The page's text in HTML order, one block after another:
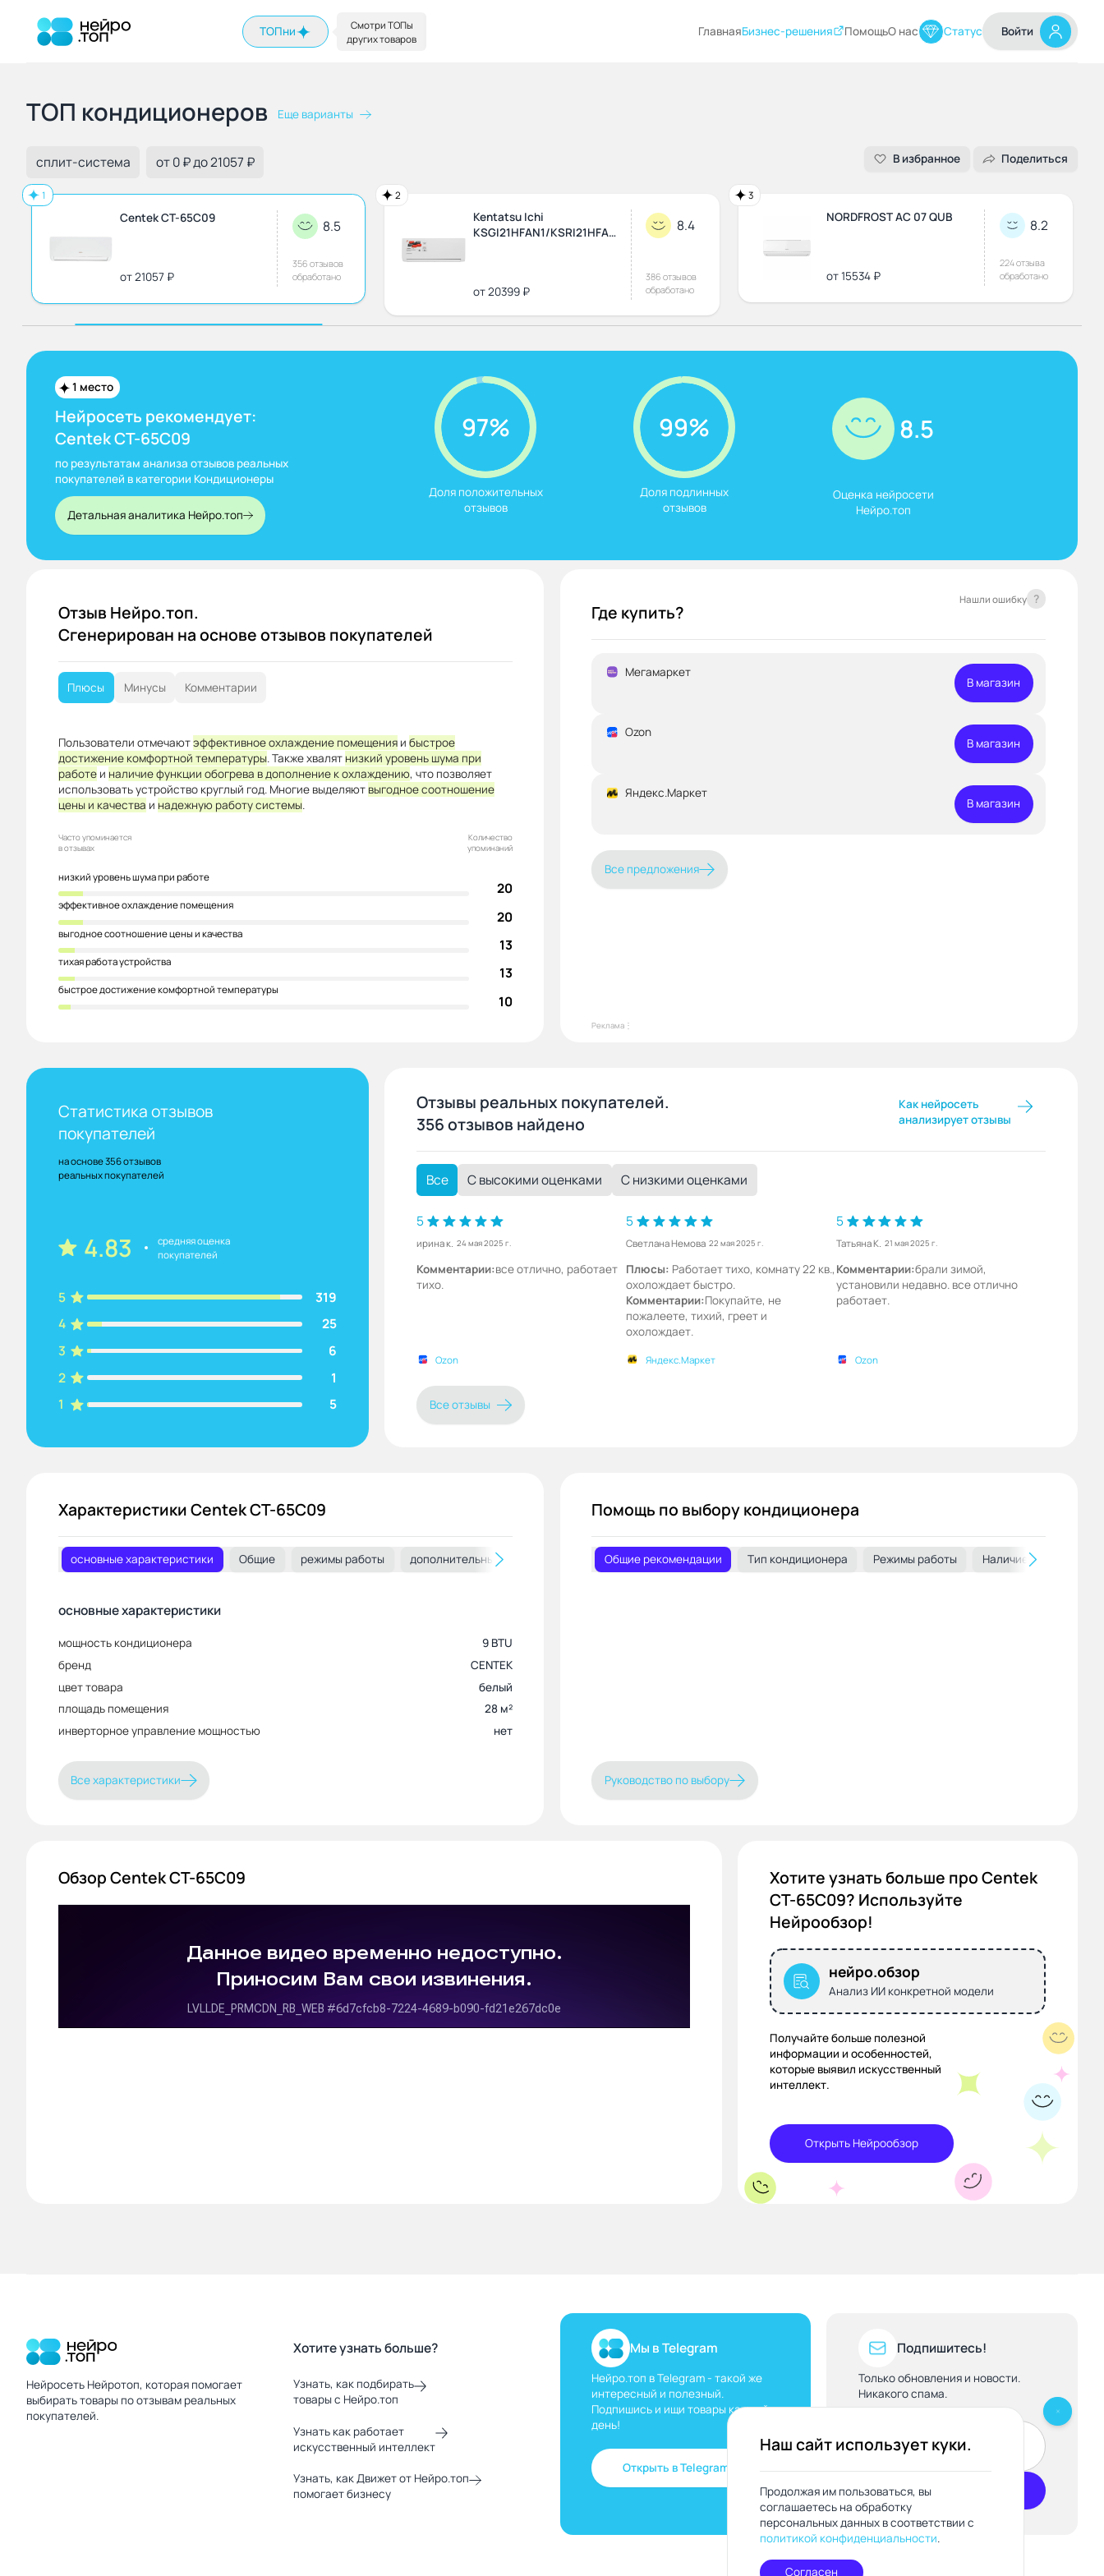
На главную ТОПни ГлавнаяБизнес-решения ПомощьО нас Статус Войти
ТОП кондиционеров Еще варианты
сплит-система от 0 ₽ до 21057 ₽ В избранное Поделиться
1
Centek CT-65C09
от 21057 ₽
8.5
356 отзывов
обработано
2
Kentatsu Ichi
KSGI21HFAN1/KSRI21HFAN1
от 20399 ₽
8.4
386 отзывов
обработано
3
NORDFROST AC 07 QUB
от 15534 ₽
8.2
224 отзыва
обработано
1 место
Нейросеть рекомендует:
Centek CT-65C09
по результатам анализа отзывов реальных
покупателей в категории Кондиционеры
Детальная аналитика Нейро.топ
97%
Доля положительных
отзывов
99%
Доля подлинных
отзывов
8.5
Оценка нейросети
Нейро.топ
Отзыв Нейро.топ.
Сгенерирован на основе отзывов покупателей
Плюсы Минусы Комментарии
Пользователи отмечаютэффективное охлаждение помещенияи быстрое
достижение комфортной температуры. Также хвалят низкий уровень шума при
работеи наличие функции обогрева в дополнение к охлаждению, что позволяет
использовать устройство круглый год. Многие выделяют выгодное соотношение
цены и качества и надежную работу системы.
Часто упоминается
в отзывах
Количество
упоминаний
низкий уровень шума при работе
20
эффективное охлаждение помещения
20
выгодное соотношение цены и качества
13
тихая работа устройства
13
быстрое достижение комфортной температуры
10
Где купить?
Нашли ошибку ?
Мегамаркет
В магазин
Ozon
В магазин
Яндекс.Маркет
В магазин
Все предложения
Реклама⋮
Статистика отзывов
покупателей
на основе 356 отзывов
реальных покупателей
4.83
средняя оценка
покупателей
5
319
4
25
3
6
2
1
1
5
Отзывы реальных покупателей.
356 отзывов найдено
Как нейросеть
анализирует отзывы
Все С высокими оценками С низкими оценками
5
ирина к. 24 мая 2025 г.
Комментарии:все отлично, работает
тихо.
Ozon
5
Светлана Немова 22 мая 2025 г.
Плюсы: Работает тихо, комнату 22 кв.,
охолождает быстро.
Комментарии:Покупайте, не
пожалеете, тихий, греет и
охолождает.
Яндекс.Маркет
5
Татьяна К. 21 мая 2025 г.
Комментарии:брали зимой,
установили недавно. все отлично
работает.
Ozon
Все отзывы
Характеристики Centek CT-65C09
основные характеристики Общие режимы работы дополнительные характеристики габариты габариты и вес с учетом упаковки дополнительно общие
основные характеристики
мощность кондиционера
9 BTU
бренд
CENTEK
цвет товара
белый
площадь помещения
28 м²
инверторное управление мощностью
нет
Все характеристики
Помощь по выбору кондиционера
Общие рекомендации Тип кондиционера Режимы работы Наличие инвертора
Руководство по выбору
Обзор Centek CT-65C09
Хотите узнать больше про Centek
CT-65C09? Используйте
Нейрообзор!
нейро.обзор
Анализ ИИ конкретной модели
Получайте больше полезной
информации и особенностей,
которые выявил искусственный
интеллект.
Открыть Нейрообзор
Нейро.топ
Нейросеть Нейротоп, которая помогает
выбирать товары по отзывам реальных
покупателей.
Хотите узнать больше?
Узнать, как подбирать
товары с Нейро.топ
Узнать как работает
искусственный интеллект
Узнать, как Движет от Нейро.топ
помогает бизнесу
Мы в Telegram
Нейро.топ в Telegram - такой же
интересный и полезный.
Подпишись и ищи товары каждый
день!
Открыть в Telegram
Подпишитесь!
Только обновления и новости.
Никакого спама.
Подписаться
Наш сайт использует куки.
Продолжая им пользоваться, вы
соглашаетесь на обработку
персональных данных в соответствии с
политикой конфиденциальности.
Согласен
Смотри ТОПы
других товаров